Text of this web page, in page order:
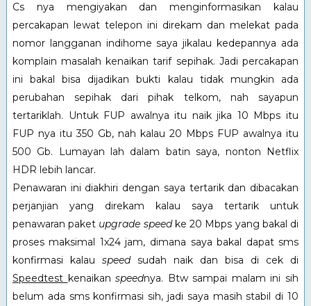
Cs nya mengiyakan dan menginformasikan kalau
percakapan lewat telepon ini direkam dan melekat pada
nomor langganan indihome saya jikalau kedepannya ada
komplain masalah kenaikan tarif sepihak. Jadi percakapan
ini bakal bisa dijadikan bukti kalau tidak mungkin ada
perubahan sepihak dari pihak telkom, nah sayapun
tertariklah. Untuk FUP awalnya itu naik jika 10 Mbps itu
FUP nya itu 350 Gb, nah kalau 20 Mbps FUP awalnya itu
500 Gb. Lumayan lah dalam batin saya, nonton Netflix
HDR lebih lancar.
Penawaran ini diakhiri dengan saya tertarik dan dibacakan
perjanjian yang direkam kalau saya tertarik untuk
penawaran paket upgrade speedke 20 Mbps yang bakal di
proses maksimal 1x24 jam, dimana saya bakal dapat sms
konfirmasi kalau speed sudah naik dan bisa di cek di
Speedtest kenaikanspeednya. Btw sampai malam ini sih
belum ada sms konfirmasi sih, jadi saya masih stabil di 10